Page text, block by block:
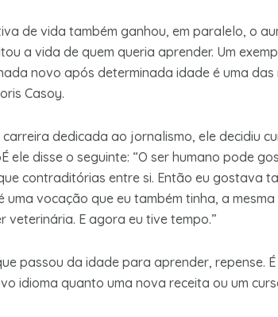
de vida também ganhou, em paralelo, o
a vida de quem queria aprender. Um
novo após determinada idade é uma
Casoy.
dedicada ao jornalismo, ele decidiu
ele disse o seguinte: “O ser humano pode
contraditórias entre si. Então eu gostava
uma vocação que eu também tinha, a
veterinária. E agora eu tive tempo.”
passou da idade para aprender, repense.
idioma quanto uma nova receita ou um